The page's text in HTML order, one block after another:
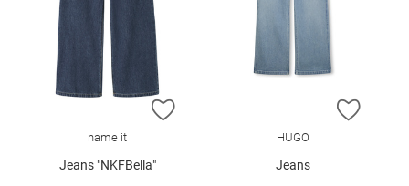
ZUR WUNSCHLISTE HINZUFÜGEN
name it
Jeans "NKFBella"
ZUR
HUGO
Jeans